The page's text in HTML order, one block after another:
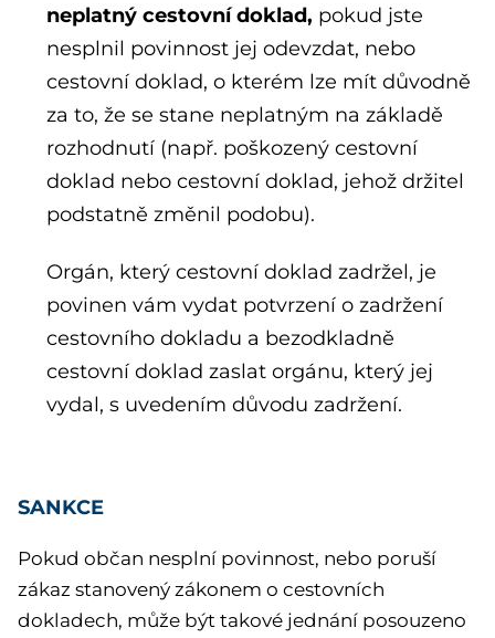
neplatný cestovní doklad, pokud jste
nesplnil povinnost jej odevzdat, nebo
cestovní doklad, o kterém lze mít důvodně
za to, že se stane neplatným na základě
rozhodnutí (např. poškozený cestovní
doklad nebo cestovní doklad, jehož držitel
podstatně změnil podobu).
Orgán, který cestovní doklad zadržel, je
povinen vám vydat potvrzení o zadržení
cestovního dokladu a bezodkladně
cestovní doklad zaslat orgánu, který jej
vydal, s uvedením důvodu zadržení.
SANKCE
Pokud občan nesplní povinnost, nebo poruší
zákaz stanovený zákonem o cestovních
dokladech, může být takové jednání posouzeno